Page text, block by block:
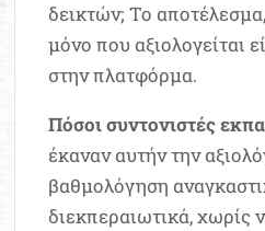
δεικτών; Το
μόνο που αξιολογείται
στην πλατφόρμα.
Πόσοι συντονιστές
έκαναν αυτήν την
βαθμολόγηση
διεκπεραιωτικά, χωρίς